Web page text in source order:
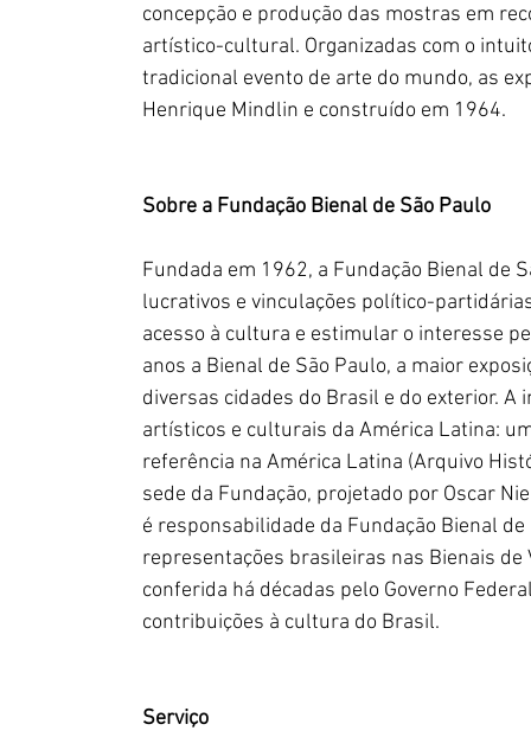
concepção e produção das mostras em
artístico-cultural. Organizadas com o
tradicional evento de arte do mundo, as
Henrique Mindlin e construído em 1964.
Sobre a Fundação Bienal de São Paulo
Fundada em 1962, a Fundação Bienal de
lucrativos e vinculações político-
acesso à cultura e estimular o interesse
anos a Bienal de São Paulo, a maior
diversas cidades do Brasil e do exterior.
artísticos e culturais da América Latina:
referência na América Latina (Arquivo
sede da Fundação, projetado por Oscar
é responsabilidade da Fundação Bienal
representações brasileiras nas Bienais
conferida há décadas pelo Governo
contribuições à cultura do Brasil.
Serviço